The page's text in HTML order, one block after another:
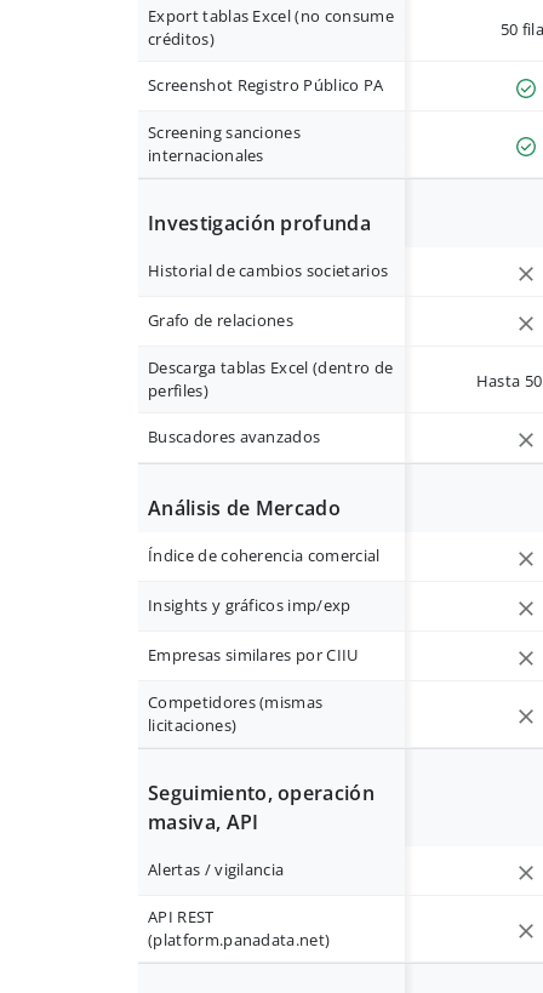
Export tablas Excel (no consume
créditos)
50
Screenshot Registro Público PA
Screening sanciones
internacionales
Investigación profunda
Historial de cambios societarios
Grafo de relaciones
Descarga tablas Excel (dentro de
perfiles)
Hasta
Buscadores avanzados
Análisis de Mercado
Índice de coherencia comercial
Insights y gráficos imp/exp
Empresas similares por CIIU
Competidores (mismas
licitaciones)
Seguimiento, operación
masiva, API
Alertas / vigilancia
API REST
(platform.panadata.net)